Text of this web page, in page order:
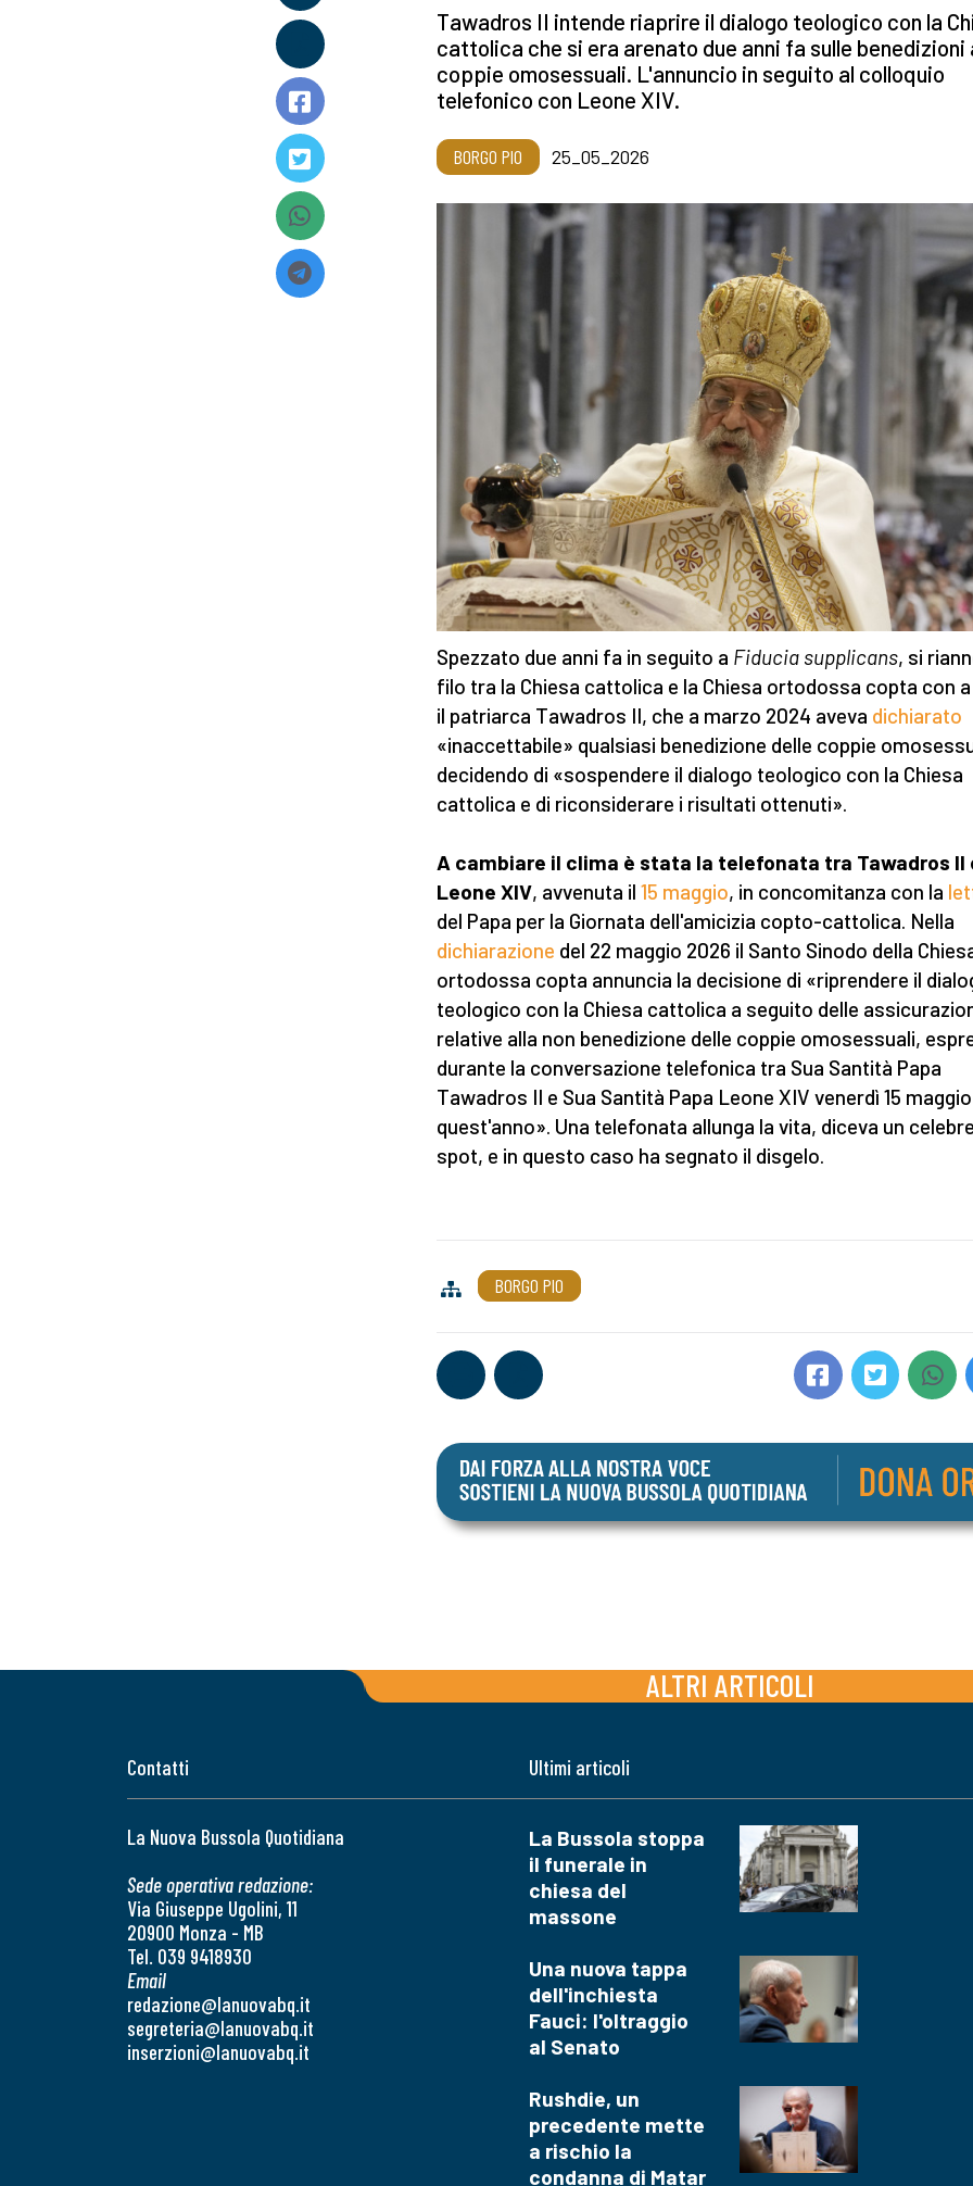
Tawadros II intende riaprire il dialogo teologico con la
cattolica che si era arenato due anni fa sulle benedizioni
coppie omosessuali. L'annuncio in seguito al colloquio
telefonico con Leone XIV.
BORGO PIO 25_05_2026
Spezzato due anni fa in seguito a Fiducia supplicans, si
filo tra la Chiesa cattolica e la Chiesa ortodossa copta con
il patriarca Tawadros II, che a marzo 2024 aveva dichiarato
«inaccettabile» qualsiasi benedizione delle coppie
decidendo di «sospendere il dialogo teologico con la Chiesa
cattolica e di riconsiderare i risultati ottenuti».
A cambiare il clima è stata la telefonata tra Tawadros II
Leone XIV, avvenuta il 15 maggio, in concomitanza con la
del Papa per la Giornata dell'amicizia copto-cattolica. Nella
dichiarazione del 22 maggio 2026 il Santo Sinodo della
ortodossa copta annuncia la decisione di «riprendere il
teologico con la Chiesa cattolica a seguito delle
relative alla non benedizione delle coppie omosessuali,
durante la conversazione telefonica tra Sua Santità Papa
Tawadros II e Sua Santità Papa Leone XIV venerdì 15
quest'anno». Una telefonata allunga la vita, diceva un celebre
spot, e in questo caso ha segnato il disgelo.
BORGO PIO
ALTRI ARTICOLI
Contatti
La Nuova Bussola Quotidiana
Sede operativa redazione:
Via Giuseppe Ugolini, 11
20900 Monza - MB
Tel. 039 9418930
Email
redazione@lanuovabq.it
segreteria@lanuovabq.it
inserzioni@lanuovabq.it
Ultimi articoli
La Bussola stoppa
il funerale in
chiesa del
massone
Una nuova tappa
dell'inchiesta
Fauci: l'oltraggio
al Senato
Rushdie, un
precedente mette
a rischio la
condanna di Matar